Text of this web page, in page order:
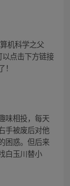
机科学之父
点击下方链接
味相投，每天
手被废后对他
困惑。但后来
白玉川替小